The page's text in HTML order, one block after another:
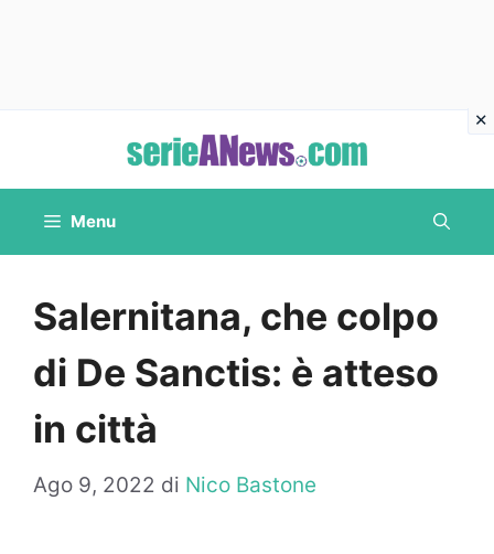
contenuto
Menu
Salernitana, che colpo
di De Sanctis: è atteso
in città
Ago 9, 2022 di Nico Bastone